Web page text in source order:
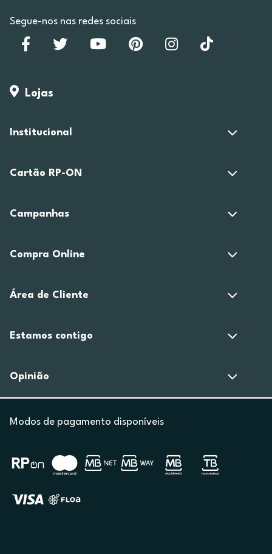
Segue-nos nas redes sociais
Lojas
Institucional
Cartão RP-ON
Campanhas
Compra Online
Área de Cliente
Estamos contigo
Opinião
Modos de pagamento disponíveis